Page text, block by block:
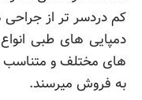
کم دردسر تر از
دمپایی های طبی
های مختلف و متناسب
به فروش میرسند.